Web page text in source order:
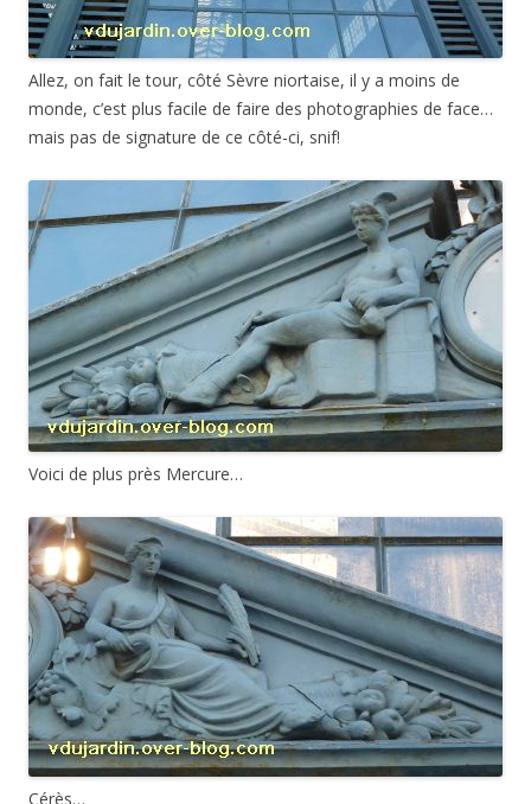
Allez, on fait le tour, côté Sèvre niortaise, il y a moins de
monde, c’est plus facile de faire des photographies de face…
mais pas de signature de ce côté-ci, snif!
Voici de plus près Mercure…
Cérès…